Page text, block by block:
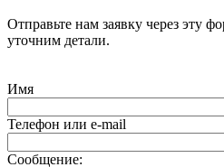
Отправьте нам заявку через эту
уточним детали.
Имя
Телефон или e-mail
Сообщение: